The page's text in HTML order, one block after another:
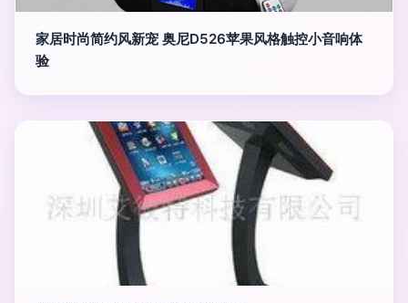
家居时尚简约风新宠 奥尼D526苹果风格触控小音响体
验